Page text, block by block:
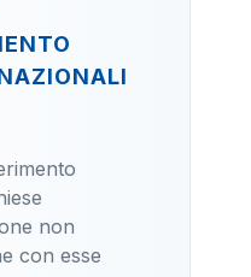
non
con esse